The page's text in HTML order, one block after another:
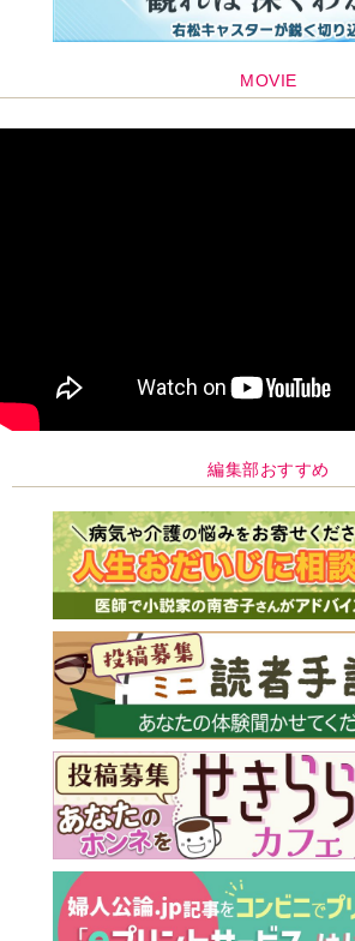
MOVIE
編集部おすすめ